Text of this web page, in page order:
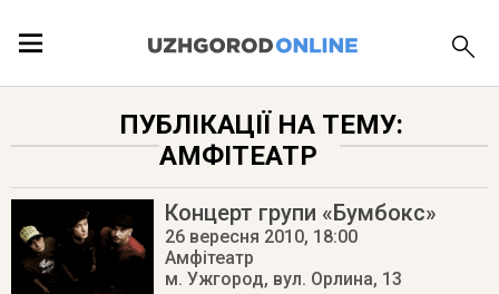
ПУБЛІКАЦІЇ
ПУБЛІКАЦІЇ НА ТЕМУ:
АМФІТЕАТР
Концерт групи «Бумбокс»
26 вересня 2010, 18:00
Амфітеатр
м. Ужгород, вул. Орлина, 13